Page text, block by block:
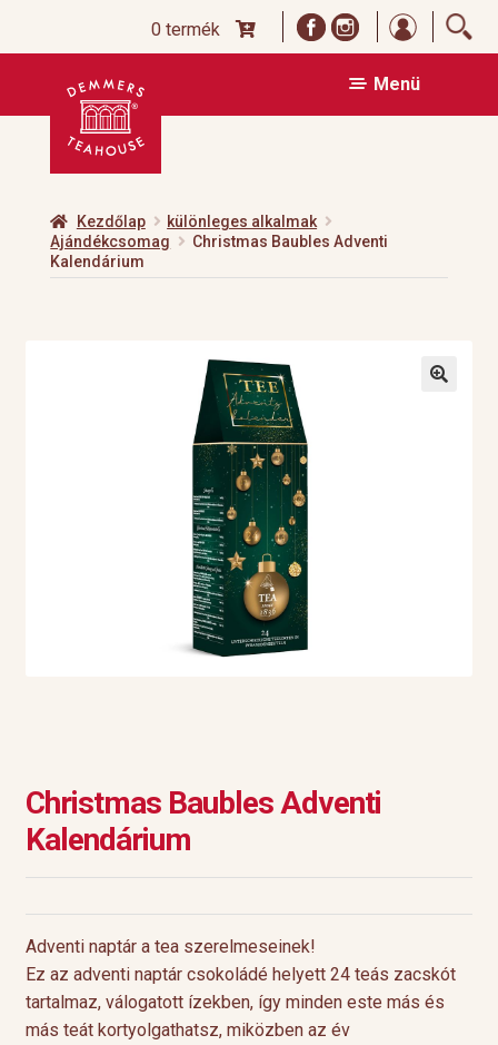
0 termék
Ugrás
navigációhoz
Kilépés
tartalomba
Menü
Kezdőlap
különleges alkalmak
Ajándékcsomag
Christmas Baubles Adventi
Kalendárium
Christmas Baubles Adventi
Kalendárium
Adventi naptár a tea szerelmeseinek!
Ez az adventi naptár csokoládé helyett 24 teás zacskót
tartalmaz, válogatott ízekben, így minden este más és
más teát kortyolgathatsz, miközben az év